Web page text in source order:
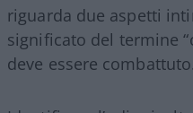
riguarda due aspetti
significato del termine
deve essere combattuto.